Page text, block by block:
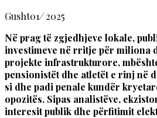
Gusht01/2025
Në prag të zgjedhjeve lokale,
investimeve në rritje për miliona
projekte infrastrukturore,
pensionistët dhe atletët e rinj në
si dhe padi penale kundër
opozitës. Sipas analistëve,
interesit publik dhe përfitimit